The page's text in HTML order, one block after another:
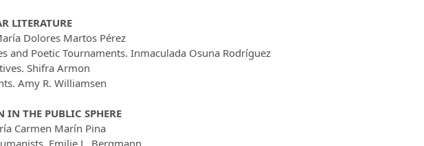
LITERATURE
Dolores Martos Pérez
and Poetic Tournaments. Inmaculada Osuna Rodríguez
Shifra Armon
Amy R. Williamsen
THE PUBLIC SPHERE
Carmen Marín Pina